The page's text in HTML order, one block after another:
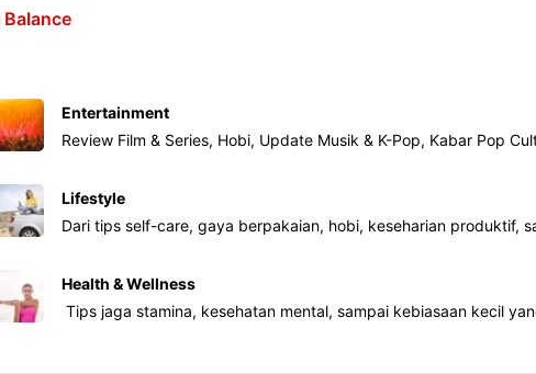
Balance
Entertainment
Review Film & Series, Hobi, Update Musik & K-Pop, Kabar Pop
Lifestyle
Dari tips self-care, gaya berpakaian, hobi, keseharian produktif,
Health & Wellness
Tips jaga stamina, kesehatan mental, sampai kebiasaan kecil